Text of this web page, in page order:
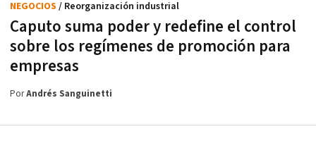
Caputo suma poder y redefine el control
sobre los regímenes de promoción para
empresas
NEGOCIOS / Reorganización industrial
PorAndrés Sanguinetti